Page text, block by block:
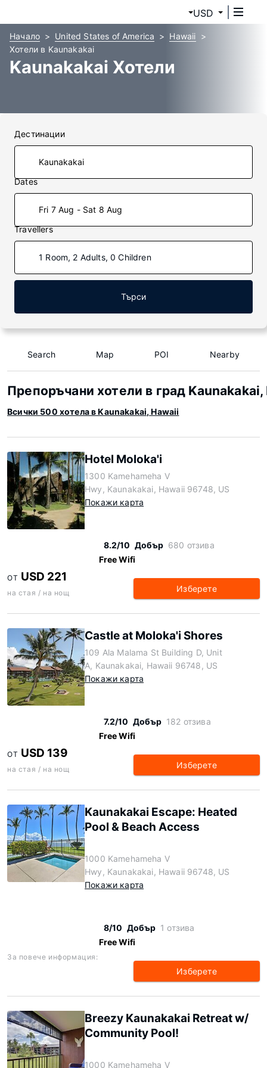
USD
Начало United States of America
Hawaii
Хотели в Kaunakakai
Kaunakakai Хотели
Дестинации
Dates
Fri 7 Aug - Sat 8 Aug
Travellers
1 Room, 2 Adults, 0 Children
Търси
Search Map POI Nearby
Препоръчани хотели в град
Всички 500 хотела в Kaunakakai, Hawaii
Hotel Moloka'i
1300 Kamehameha V
Hwy, Kaunakakai, Hawaii 96748, US
Покажи карта
8.2/10 Добър 680 отзива
Free Wifi
ОТ USD 221
на стая / на нощ Изберете
Castle at Moloka'i Shores
109 Ala Malama St Building D, Unit
A, Kaunakakai, Hawaii 96748, US
Покажи карта
7.2/10 Добър 182 отзива
Free Wifi
ОТ USD 139
на стая / на нощ Изберете
Kaunakakai Escape: Heated
Pool & Beach Access
1000 Kamehameha V
Hwy, Kaunakakai, Hawaii 96748, US
Покажи карта
8/10 Добър 1 отзива
Free Wifi
За повече информация:
Изберете
Breezy Kaunakakai Retreat w/
Community Pool!
1000 Kamehameha V